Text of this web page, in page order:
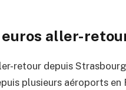
euros aller-
retour depuis
plusieurs aéroports en